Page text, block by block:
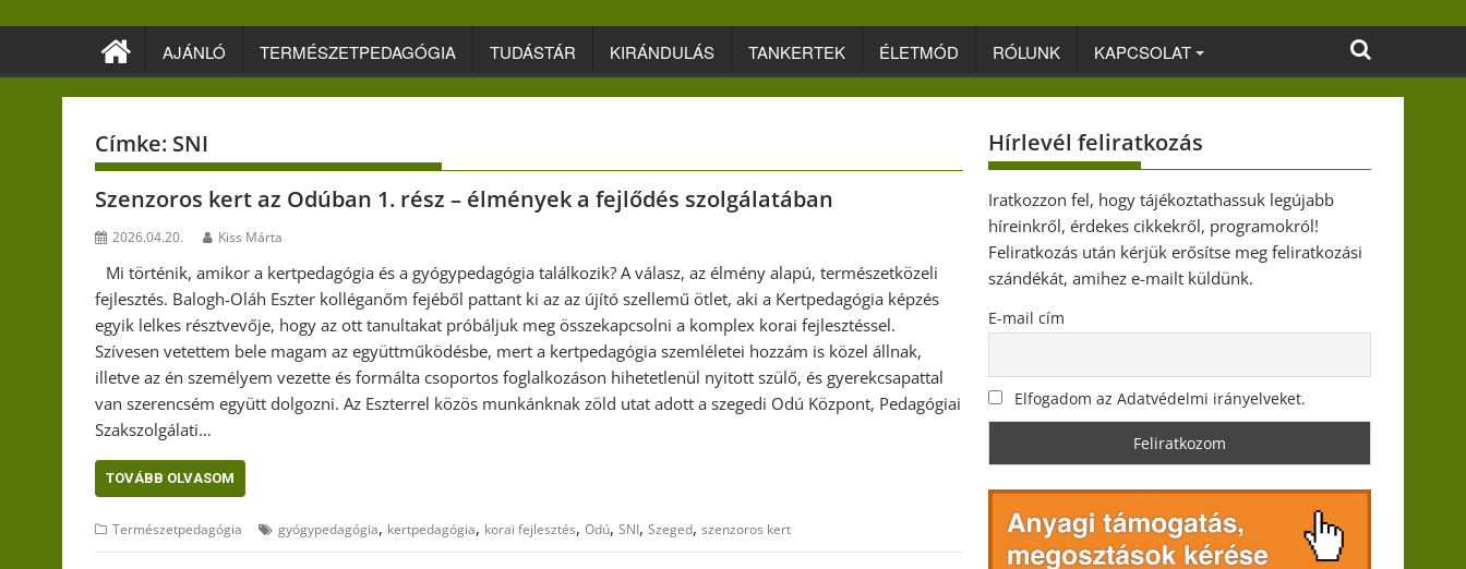
AJÁNLÓ TERMÉSZETPEDAGÓGIA TUDÁSTÁR KIRÁNDULÁS TANKERTEK ÉLETMÓD RÓLUNK KAPCSOLAT
Címke: SNI
Szenzoros kert az Odúban 1. rész – élmények a fejlődés szolgálatában
2026.04.20. Kiss Márta
Mi történik, amikor a kertpedagógia és a gyógypedagógia találkozik? A válasz, az élmény alapú, természetközeli
fejlesztés. Balogh-Oláh Eszter kolléganőm fejéből pattant ki az az újító szellemű ötlet, aki a Kertpedagógia képzés
egyik lelkes résztvevője, hogy az ott tanultakat próbáljuk meg összekapcsolni a komplex korai fejlesztéssel.
Szívesen vetettem bele magam az együttműködésbe, mert a kertpedagógia szemléletei hozzám is közel állnak,
illetve az én személyem vezette és formálta csoportos foglalkozáson hihetetlenül nyitott szülő, és gyerekcsapattal
van szerencsém együtt dolgozni. Az Eszterrel közös munkánknak zöld utat adott a szegedi Odú Központ, Pedagógiai
Szakszolgálati…
TOVÁBB OLVASOM
Természetpedagógia gyógypedagógia, kertpedagógia, korai fejlesztés, Odú, SNI, Szeged, szenzoros kert
Hírlevél feliratkozás
Iratkozzon fel, hogy tájékoztathassuk legújabb
híreinkről, érdekes cikkekről, programokról!
Feliratkozás után kérjük erősítse meg feliratkozási
szándékát, amihez e-mailt küldünk.
E-mail cím
Elfogadom az Adatvédelmi irányelveket.